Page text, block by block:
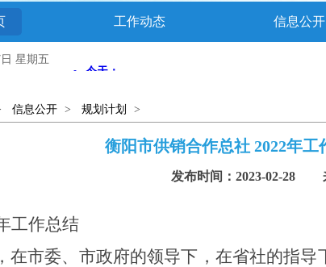
工作动态 信息公开
星期五
信息公开 > 规划计划 >
衡阳市供销合作总社 2022年工
发布时间： 2023-02-28
工作总结
在市委、市政府的领导下，在省社的指